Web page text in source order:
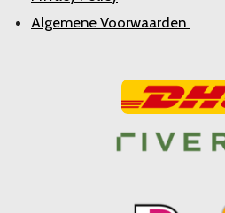
Algemene Voorwaarden